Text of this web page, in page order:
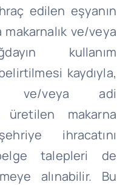
edilen eşyanın
makarnalık ve/veya
kullanım
kaydıyla,
ve/veya adi
üretilen makarna
ihracatını
talepleri de
alınabilir. Bu